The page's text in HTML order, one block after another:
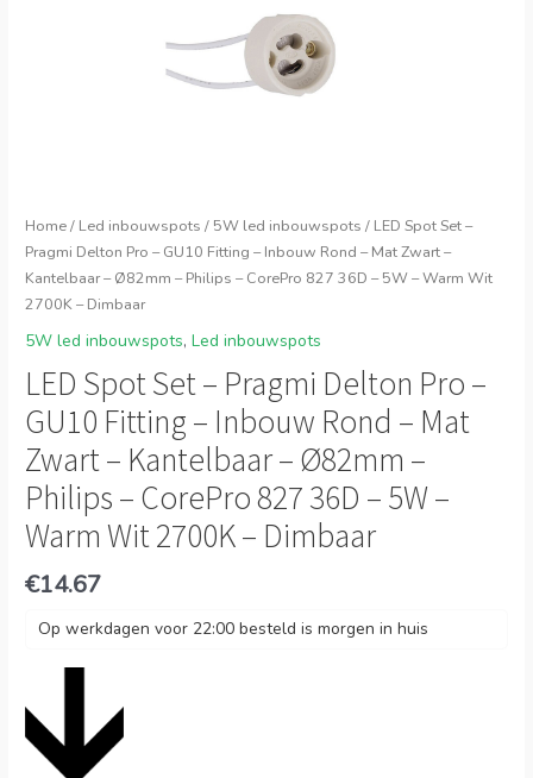
Home/ Led inbouwspots / 5W led inbouwspots / LED Spot Set –
Pragmi Delton Pro – GU10 Fitting – Inbouw Rond – Mat Zwart –
Kantelbaar – Ø82mm – Philips – CorePro 827 36D – 5W – Warm Wit
2700K – Dimbaar
5W led inbouwspots,Led inbouwspots
LED Spot Set – Pragmi Delton Pro –
GU10 Fitting – Inbouw Rond – Mat
Zwart – Kantelbaar – Ø82mm –
Philips – CorePro 827 36D – 5W –
Warm Wit 2700K – Dimbaar
€14.67
Op werkdagen voor 22:00 besteld is morgen in huis